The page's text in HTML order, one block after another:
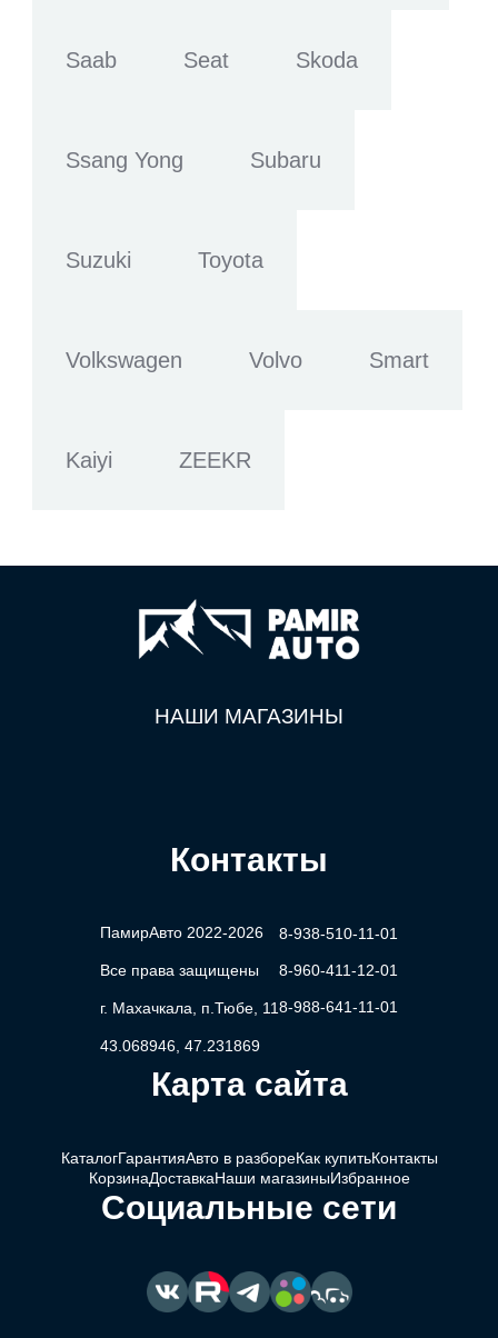
Saab Seat Skoda
Ssang Yong Subaru
Suzuki Toyota
Volkswagen Volvo Smart
Kaiyi ZEEKR
НАШИ МАГАЗИНЫ
Контакты
ПамирАвто 2022-2026
Все права защищены
г. Махачкала, п.Тюбе, 11
43.068946, 47.231869
8-938-510-11-01
8-960-411-12-01
8-988-641-11-01
Карта сайта
КаталогГарантияАвто в разбореКак купитьКонтакты
КорзинаДоставкаНаши магазиныИзбранное
Социальные сети